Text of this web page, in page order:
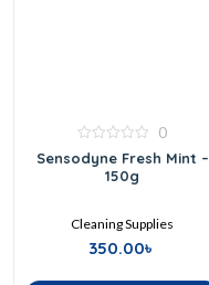
out
0
Sensodyne Fresh Mint –
150g
Cleaning Supplies
350.00৳